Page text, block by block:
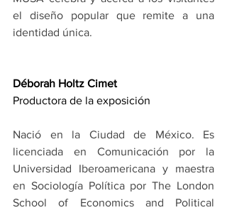
el diseño popular que remite a una
identidad única.
Déborah Holtz Cimet
Productora de la exposición
Nació en la Ciudad de México. Es
licenciada en Comunicación por la
Universidad Iberoamericana y maestra
en Sociología Política por The London
School of Economics and Political